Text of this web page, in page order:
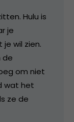
Hulu is
je
je wil zien.
de
om niet
wat het
ze de